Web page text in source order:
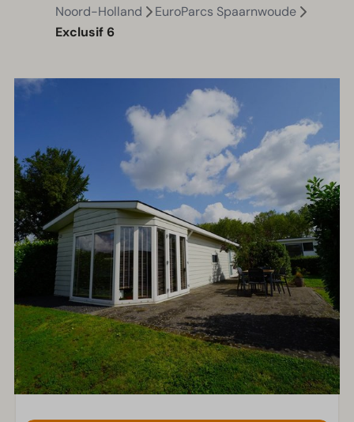
Noord-Holland
EuroParcs Spaarnwoude
Exclusif 6